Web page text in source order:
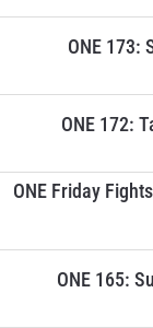
ONE 173:
ONE 172:
ONE Friday
ONE 165: